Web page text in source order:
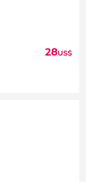
28US$